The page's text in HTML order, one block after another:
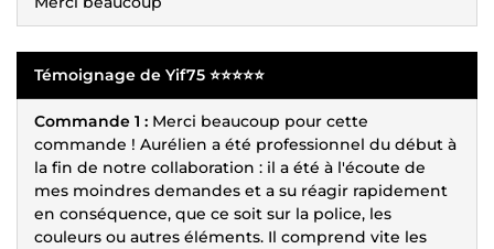
Témoignage de Yif75 ⭐⭐⭐⭐⭐
Commande 1 : Merci beaucoup pour cette
commande ! Aurélien a été professionnel du début à
la fin de notre collaboration : il a été à l'écoute de
mes moindres demandes et a su réagir rapidement
en conséquence, que ce soit sur la police, les
couleurs ou autres éléments. Il comprend vite les